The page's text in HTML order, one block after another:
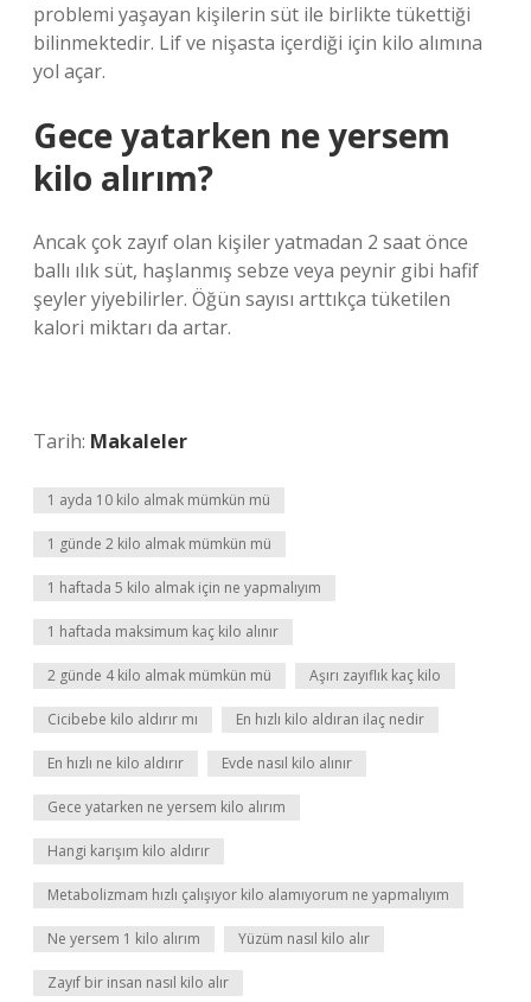
problemi yaşayan kişilerin süt ile birlikte tükettiği
bilinmektedir. Lif ve nişasta içerdiği için kilo alımına
yol açar.
Gece yatarken ne yersem
kilo alırım?
Ancak çok zayıf olan kişiler yatmadan 2 saat önce
ballı ılık süt, haşlanmış sebze veya peynir gibi hafif
şeyler yiyebilirler. Öğün sayısı arttıkça tüketilen
kalori miktarı da artar.
Tarih: Makaleler
1 ayda 10 kilo almak mümkün mü
1 günde 2 kilo almak mümkün mü
1 haftada 5 kilo almak için ne yapmalıyım
1 haftada maksimum kaç kilo alınır
2 günde 4 kilo almak mümkün mü Aşırı zayıflık kaç kilo
Cicibebe kilo aldırır mı En hızlı kilo aldıran ilaç nedir
En hızlı ne kilo aldırır Evde nasıl kilo alınır
Gece yatarken ne yersem kilo alırım
Hangi karışım kilo aldırır
Metabolizmam hızlı çalışıyor kilo alamıyorum ne yapmalıyım
Ne yersem 1 kilo alırım Yüzüm nasıl kilo alır
Zayıf bir insan nasıl kilo alır